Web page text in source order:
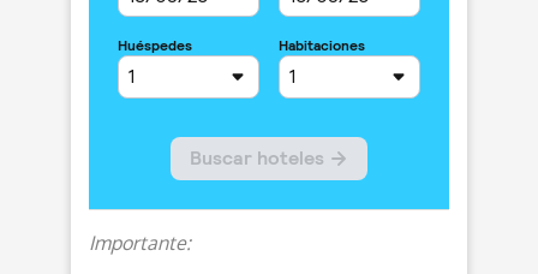
Importante: